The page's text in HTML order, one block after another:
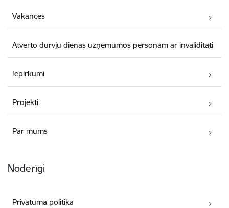
Vakances
Atvērto durvju dienas uzņēmumos personām ar invaliditāti
Iepirkumi
Projekti
Par mums
Noderīgi
Privātuma politika